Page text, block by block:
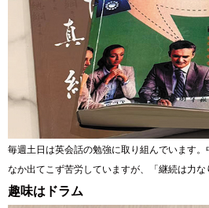
毎週土日は英会話の勉強に取り組んでいます
なか出てこず苦労していますが、「継続は力な
趣味はドラム